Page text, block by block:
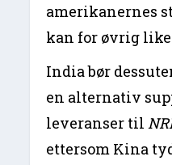
amerikanernes
kan for øvrig like
India bør
en alternativ
leveranser til
ettersom Kina